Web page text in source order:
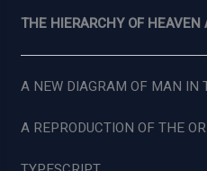
THE HIERARCHY OF HEAVEN
A NEW DIAGRAM OF MAN IN
A REPRODUCTION OF THE